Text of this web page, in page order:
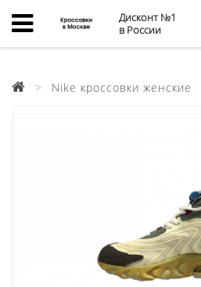
Дисконт №1
в России
Nike кроссовки женские